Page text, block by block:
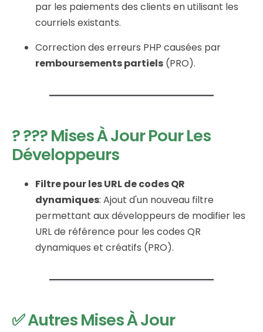
par les paiements des clients en utilisant les
courriels existants.
Correction des erreurs PHP causées par
remboursements partiels (PRO).
? ??? Mises À Jour Pour Les
Développeurs
Filtre pour les URL de codes QR
dynamiques: Ajout d'un nouveau filtre
permettant aux développeurs de modifier les
URL de référence pour les codes QR
dynamiques et créatifs (PRO).
✅ Autres Mises À Jour